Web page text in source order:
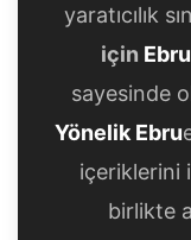
yaratıcılık
için
sayesinde
Yönelik Ebru
içeriklerini
birlikte